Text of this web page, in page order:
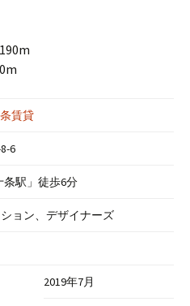
賃貸
6
条駅」徒歩6分
ョン、デザイナーズ
2019年7月